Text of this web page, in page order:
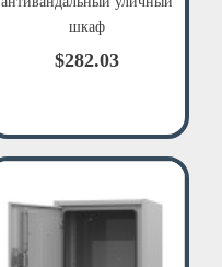
шкаф
$282.03